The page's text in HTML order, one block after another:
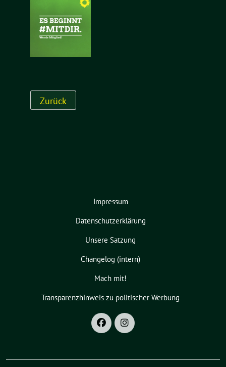
Impressum
Datenschutzerklärung
Unsere Satzung
Changelog (intern)
Mach mit!
Transparenzhinweis zu politischer Werbung